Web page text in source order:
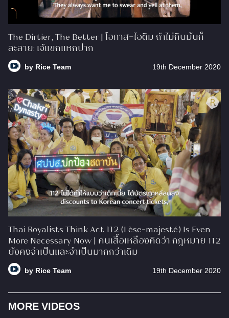
The Dirtier, The Better | โอกาส=ไอติม ถ้าไม่กินมันก็
ละลาย: เจ้แขกแหกปาก
by Rice Team 19th December 2020
Thai Royalists Think Act 112 (Lèse-majesté) Is Even
More Necessary Now | คนเสื้อเหลืองคิดว่า กฎหมาย 112
ยังคงจำเป็นและจำเป็นมากกว่าเดิม
by Rice Team 19th December 2020
MORE VIDEOS